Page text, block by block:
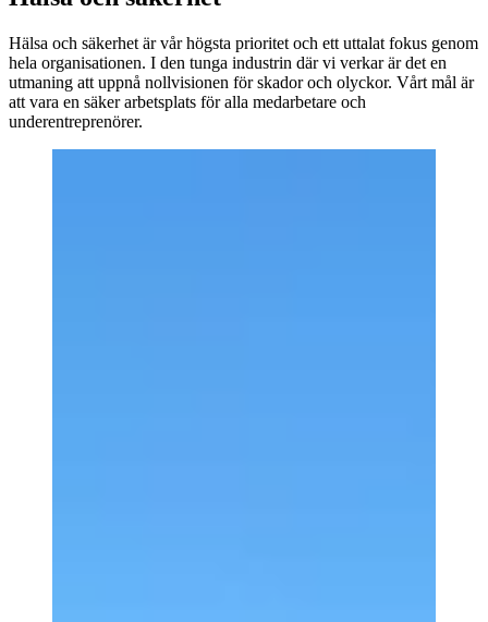
Hälsa och säkerhet är vår högsta prioritet och ett uttalat fokus genom
hela organisationen. I den tunga industrin där vi verkar är det en
utmaning att uppnå nollvisionen för skador och olyckor. Vårt mål är
att vara en säker arbetsplats för alla medarbetare och
underentreprenörer.